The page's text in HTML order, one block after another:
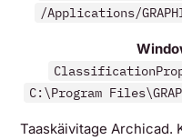
/Applications/
C:\Program
Taaskäivitage Archicad.